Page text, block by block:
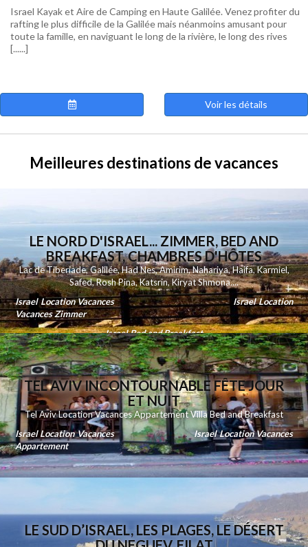
Israel Kayak et Aire de Camping en Haute Galilée. Venez profiter du
rafting le plus difficile de la Galilée mais néanmoins amusant pour
toute la famille, en naviguant le long de la rivière, le long des rives
[......]
Voir les détails
Meilleures destinations de vacances
LE NORD D'ISRAEL... ZIMMER, BED AND
BREAKFAST, CHAMBRES D'HÔTES
Lac de Tiberiade,Galilée,Had Nes,Amirim,Nahariya,Haifa,Karmiel,
Safed,Rosh Pina,Katsrin,Kiryat Shmona....
Israel Location Vacances
Israel Location
Vacances Zimmer
Israel Bed and Breakfast
TEL AVIV INCONTOURNABLE FÊTE JOUR
ET NUIT
Tel Aviv Location Vacances Appartement Villa Bed and Breakfast
Israel Location Vacances
Israel Location Vacances
Appartement
LE SUD D’ISRAEL, LES PLAGES, LE DÉSERT